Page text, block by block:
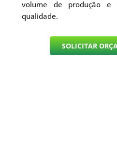
volume de produção e
qualidade.
SOLICITAR